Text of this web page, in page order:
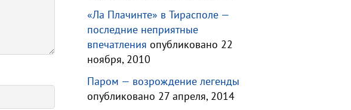
«Ла Плачинте» в Тирасполе —
последние неприятные
впечатления опубликовано 22
ноября, 2010
Паром — возрождение легенды
опубликовано 27 апреля, 2014